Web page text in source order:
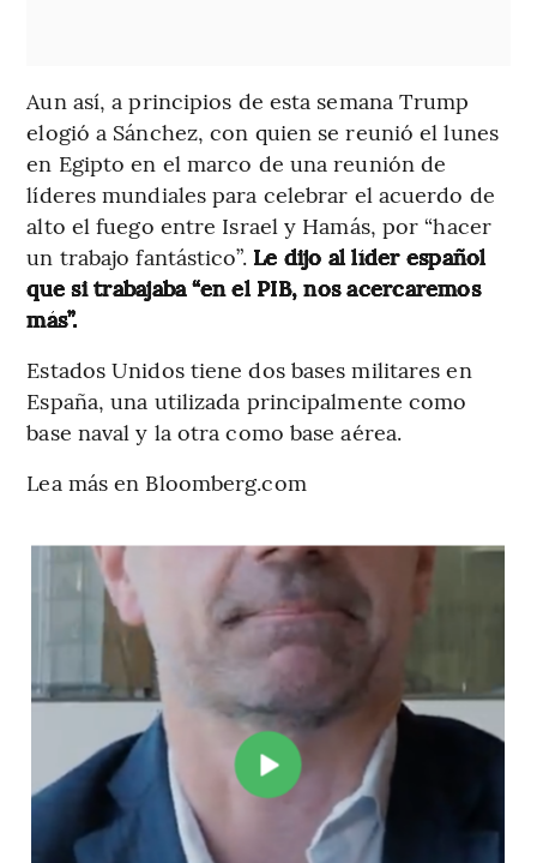
Aun así, a principios de esta semana Trump
elogió a Sánchez, con quien se reunió el lunes
en Egipto en el marco de una reunión de
líderes mundiales para celebrar el acuerdo de
alto el fuego entre Israel y Hamás, por “hacer
un trabajo fantástico”. Le dijo al líder español
que si trabajaba “en el PIB, nos acercaremos
más”.
Estados Unidos tiene dos bases militares en
España, una utilizada principalmente como
base naval y la otra como base aérea.
Lea más en Bloomberg.com